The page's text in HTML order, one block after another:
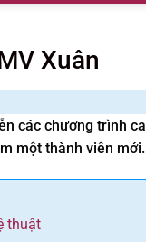
Xuân
các chương trình ca
một thành viên mới.
thuật